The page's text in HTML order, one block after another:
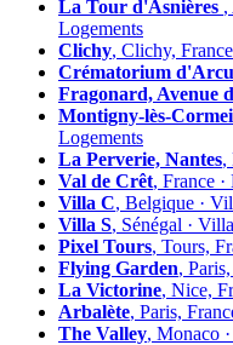
La Tour d'Asnières ,
Logements
Clichy, Clichy,
Crématorium
Fragonard, Avenue
Montigny-lès-
Logements
La Perverie, Nantes,
Val de Crêt, France
Villa C, Belgique ·
Villa S, Sénégal · Villa
Pixel Tours, Tours,
Flying Garden,
La Victorine, Nice,
Arbalète, Paris,
The Valley, Monaco